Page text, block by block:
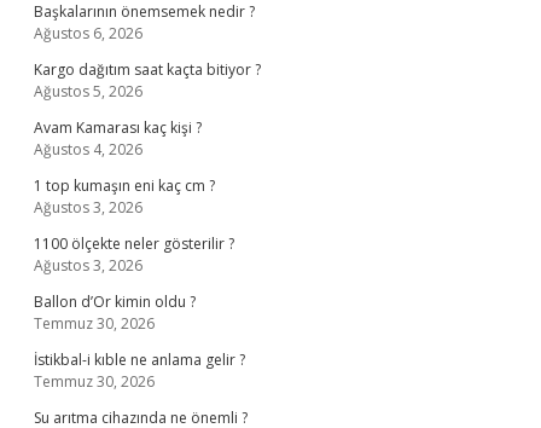
Başkalarının önemsemek nedir ?
Ağustos 6, 2026
Kargo dağıtım saat kaçta bitiyor ?
Ağustos 5, 2026
Avam Kamarası kaç kişi ?
Ağustos 4, 2026
1 top kumaşın eni kaç cm ?
Ağustos 3, 2026
1100 ölçekte neler gösterilir ?
Ağustos 3, 2026
Ballon d’Or kimin oldu ?
Temmuz 30, 2026
İstikbal-i kıble ne anlama gelir ?
Temmuz 30, 2026
Su arıtma cihazında ne önemli ?